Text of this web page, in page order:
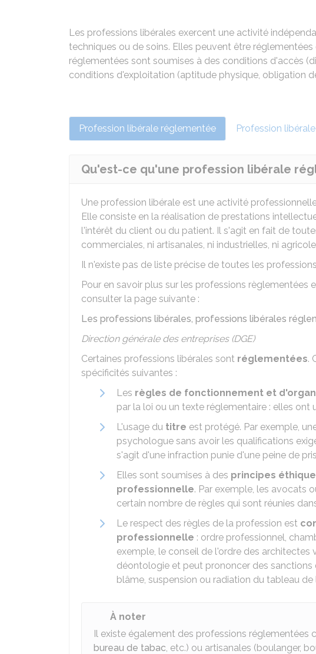
Les professions libérales exercent une activité
techniques ou de soins. Elles peuvent être
réglementées sont soumises à des conditions d'accès
conditions d'exploitation (aptitude physique, obligation
Profession libérale réglementée Profession
Qu'est-ce qu'une profession libérale
Une profession libérale est une activité
Elle consiste en la réalisation de prestations
l'intérêt du client ou du patient. Il s'agit en fait de
commerciales, ni artisanales, ni industrielles, ni
Il n'existe pas de liste précise de toutes les
Pour en savoir plus sur les professions règlementées
consulter la page suivante :
Les professions libérales, professions libérales
Direction générale des entreprises (DGE)
Certaines professions libérales sont réglementées.
spécificités suivantes :
Les règles de fonctionnement et
par la loi ou un texte réglementaire : elles ont
L'usage du titre est protégé. Par exemple,
psychologue sans avoir les qualifications
s'agit d'une infraction punie d'une peine de
Elles sont soumises à des principes
professionnelle. Par exemple, les avocats
certain nombre de règles qui sont réunies
Le respect des règles de la profession est
professionnelle : ordre professionnel,
exemple, le conseil de l'ordre des architectes
déontologie et peut prononcer des sanctions
blâme, suspension ou radiation du tableau de
À noter
Il existe également des professions réglementées
bureau de tabac, etc.) ou artisanales (boulanger,